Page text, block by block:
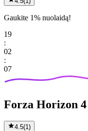
Gaukite 1% nuolaidą!
19
:
02
:
07
Forza Horizon
4.5(1)